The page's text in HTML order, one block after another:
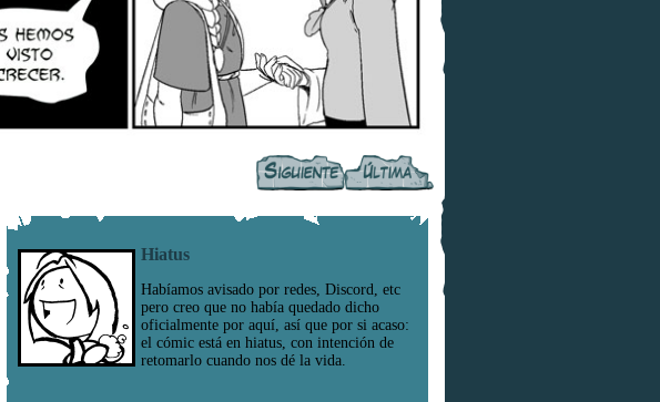
Hiatus
Habíamos avisado por redes, Discord, etc
pero creo que no había quedado dicho
oficialmente por aquí, así que por si acaso:
el cómic está en hiatus, con intención de
retomarlo cuando nos dé la vida.